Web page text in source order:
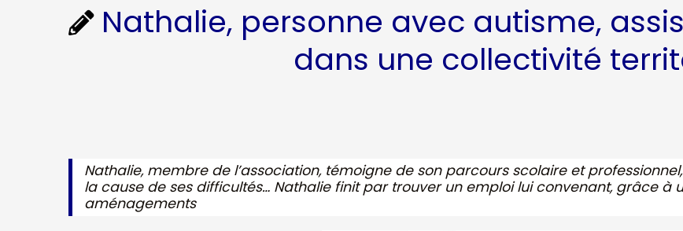
Nathalie, personne avec autisme,
dans une collectivité
Nathalie, membre de l’association, témoigne de son parcours scolaire et
la cause de ses difficultés… Nathalie finit par trouver un emploi lui convenant, grâce
aménagements